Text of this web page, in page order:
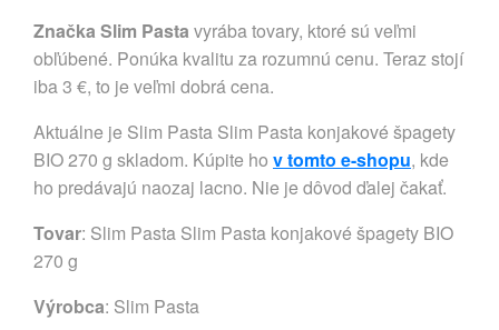
Značka Slim Pasta vyrába tovary, ktoré sú veľmi
obľúbené. Ponúka kvalitu za rozumnú cenu. Teraz stojí
iba 3 €, to je veľmi dobrá cena.
Aktuálne je Slim Pasta Slim Pasta konjakové špagety
BIO 270 g skladom. Kúpite ho v tomto e-shopu, kde
ho predávajú naozaj lacno. Nie je dôvod ďalej čakať.
Tovar: Slim Pasta Slim Pasta konjakové špagety BIO
270 g
Výrobca: Slim Pasta